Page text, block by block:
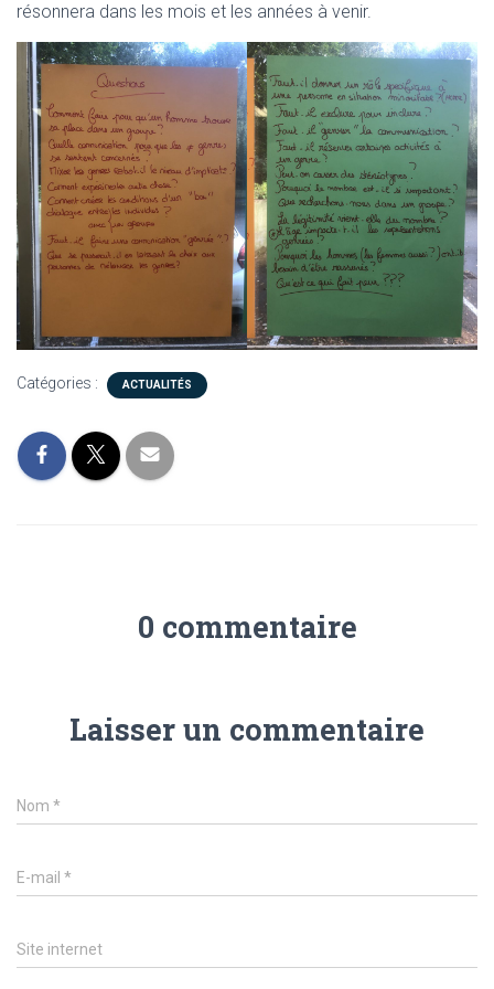
résonnera dans les mois et les années à venir.
Catégories : ACTUALITÉS
0 commentaire
Laisser un commentaire
Nom *
E-mail *
Site internet